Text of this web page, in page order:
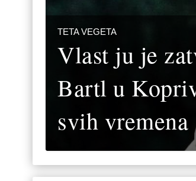
TETA VEGETA
Vlast ju je
Bartl u
svih vremena